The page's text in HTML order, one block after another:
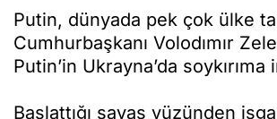
Putin, dünyada pek çok ülke
Cumhurbaşkanı Volodımır
Putin’in Ukrayna’da
Başlattığı savaş yüzünden